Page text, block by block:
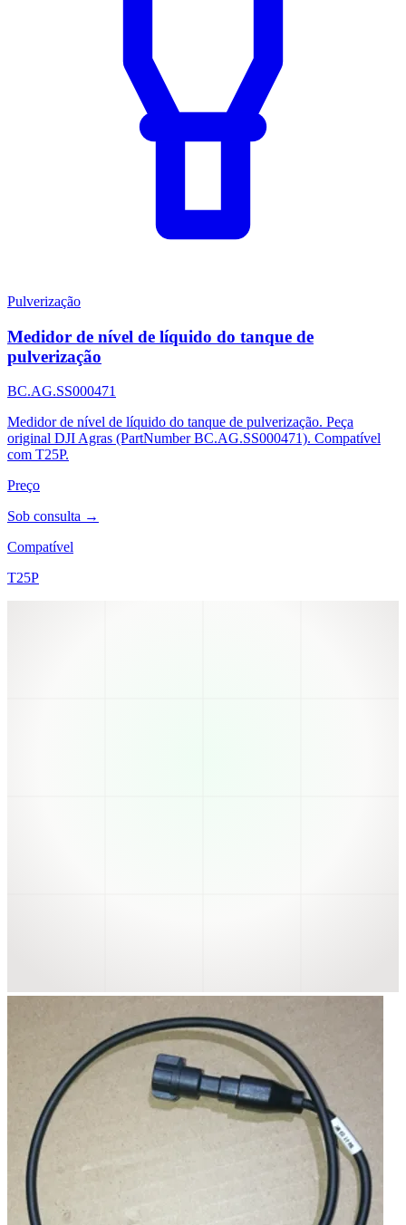
Pulverização
Medidor de nível de líquido do tanque de
pulverização
BC.AG.SS000471
Medidor de nível de líquido do tanque de pulverização. Peça
original DJI Agras (PartNumber BC.AG.SS000471). Compatível
com T25P.
Preço
Sob consulta →
Compatível
T25P